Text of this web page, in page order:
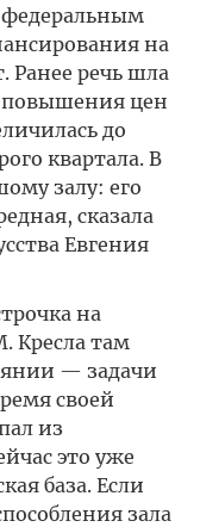
федеральным
на
Ранее речь шла
повышения цен
до
квартала. В
залу: его
сказала
Евгения
на
Кресла там
— задачи
своей
из
это уже
база. Если
зала